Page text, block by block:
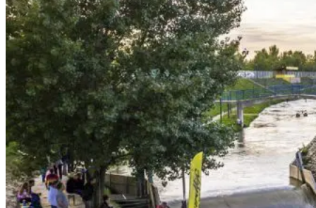
Gastro
Víno
Kultúra a tradície
Šport a agroturistika
Školstvo
Ekonomika obchod a doprava
Žilinský kraj
Tipy
Výlet
Turistika
Cyklistika
Hrady
Podujatia
Výstava
Galéria